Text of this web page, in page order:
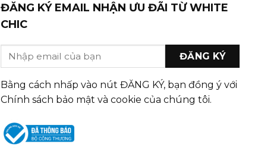
ĐĂNG KÝ EMAIL NHẬN ƯU ĐÃI TỪ WHITE
CHIC
Bằng cách nhấp vào nút ĐĂNG KÝ, bạn đồng ý với
Chính sách bảo mật và cookie của chúng tôi.